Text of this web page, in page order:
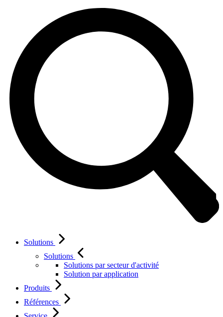
Solutions
Solutions
Solutions par secteur d'activité
Solution par application
Produits
Références